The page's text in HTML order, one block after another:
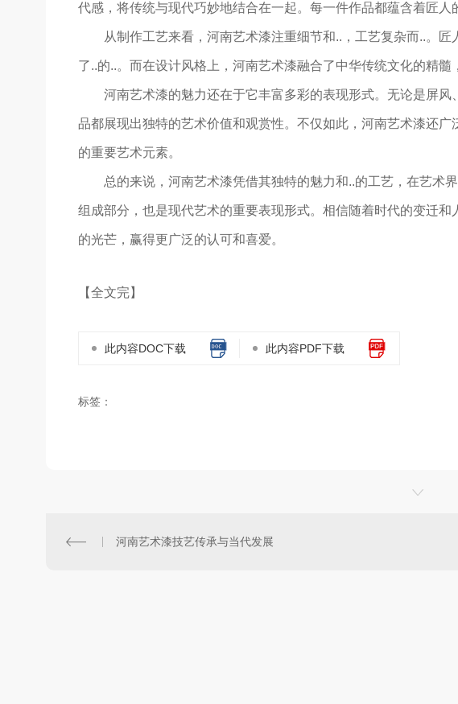
代感，将传统与现代巧妙地结合在一起。每一件作品都蕴含着匠人
从制作工艺来看，河南艺术漆注重细节和..，工艺复杂而..。
了..的..。而在设计风格上，河南艺术漆融合了中华传统文化的精髓
河南艺术漆的魅力还在于它丰富多彩的表现形式。无论是屏
品都展现出独特的艺术价值和观赏性。不仅如此，河南艺术漆还
的重要艺术元素。
总的来说，河南艺术漆凭借其独特的魅力和..的工艺，在艺术
组成部分，也是现代艺术的重要表现形式。相信随着时代的变迁
的光芒，赢得更广泛的认可和喜爱。
【全文完】
此内容DOC下载 此内容PDF下载
标签：
河南艺术漆技艺传承与当代发展